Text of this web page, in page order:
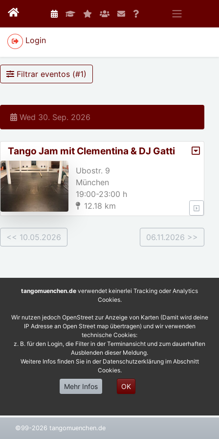
Login
Filtrar eventos (#1)
Wed 30. Sep. 2026
Tango Jam mit Clementina & DJ Gatti
Ubostr. 9
München
19:00-23:00 h
12.18 km
<< 10.05.2026 06.11.2026 >>
©99-2026 tangomuenchen.de
tangomuenchen.de verwendet keinerlei Tracking oder Analytics
Cookies.
Wir nutzen jedoch OpenStreet zur Anzeige von Karten (Damit wird deine
IP Adresse an Open Street map übertragen) und wir verwenden
technische Cookies:
z. B. für den Login, die Filter in der Terminansicht und zum dauerhaften
Ausblenden dieser Meldung.
Weitere Infos finden Sie in der Datenschutzerklärung im Abschnitt
Cookies.
Mehr Infos OK